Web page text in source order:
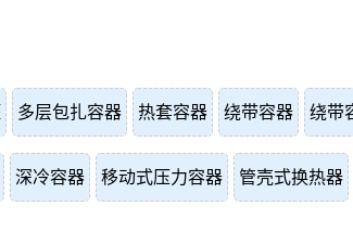
多层包扎容器 热套容器 绕带容器 绕带
深冷容器 移动式压力容器 管壳式换热器